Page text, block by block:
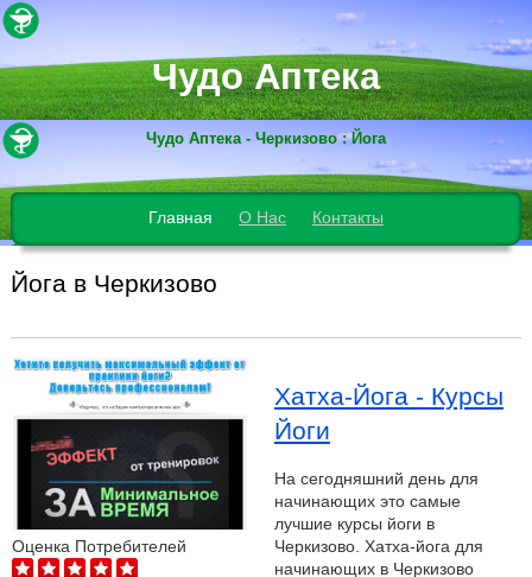
Чудо Аптека
Чудо Аптека - Черкизово : Йога
Главная О Нас Контакты
Йога в Черкизово
Оценка Потребителей
Хатха-Йога - Курсы
Йоги
На сегодняшний день для
начинающих это самые
лучшие курсы йоги в
Черкизово. Хатха-йога для
начинающих в Черкизово